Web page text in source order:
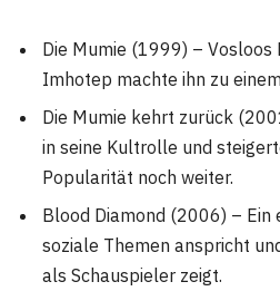
Die Mumie (1999) – Vosloos
Imhotep machte ihn zu
Die Mumie kehrt zurück
in seine Kultrolle und
Popularität noch weiter.
Blood Diamond (2006) – Ein
soziale Themen anspricht
als Schauspieler zeigt.